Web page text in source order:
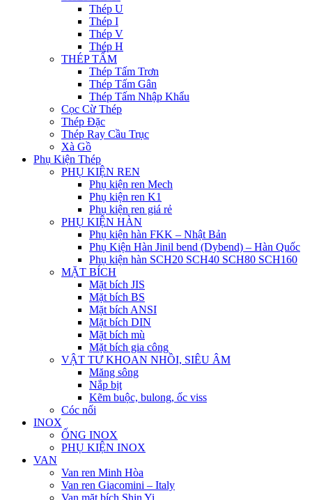
Thép U
Thép I
Thép V
Thép H
THÉP TẤM
Thép Tấm Trơn
Thép Tấm Gân
Thép Tấm Nhập Khẩu
Cọc Cừ Thép
Thép Đặc
Thép Ray Cầu Trục
Xà Gồ
Phụ Kiện Thép
PHỤ KIỆN REN
Phụ kiện ren Mech
Phụ kiện ren K1
Phụ kiện ren giá rẻ
PHỤ KIỆN HÀN
Phụ kiện hàn FKK – Nhật Bản
Phụ Kiện Hàn Jinil bend (Dybend) – Hàn Quốc
Phụ kiện hàn SCH20 SCH40 SCH80 SCH160
MẶT BÍCH
Mặt bích JIS
Mặt bích BS
Mặt bích ANSI
Mặt bích DIN
Mặt bích mù
Mặt bích gia công
VẬT TƯ KHOAN NHỒI, SIÊU ÂM
Măng sông
Nắp bịt
Kẽm buộc, bulong, ốc viss
Cóc nối
INOX
ỐNG INOX
PHỤ KIỆN INOX
VAN
Van ren Minh Hòa
Van ren Giacomini – Italy
Van mặt bích Shin Yi